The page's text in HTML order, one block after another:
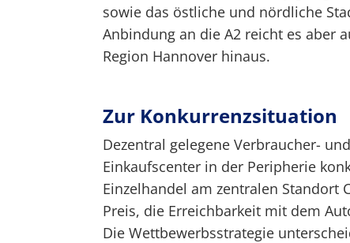
sowie das östliche und nördliche
Anbindung an die A2 reicht es aber
Region Hannover hinaus.
Zur Konkurrenzsituation
Dezentral gelegene Verbraucher-
Einkaufscenter in der Peripherie
Einzelhandel am zentralen Standort
Preis, die Erreichbarkeit mit dem
Die Wettbewerbsstrategie